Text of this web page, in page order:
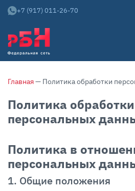
Арендаторам
Покупателям
Собственникам
НОВОСТИ
КАРЬЕРА
О КОМПАНИИ
Команда
+7 (917) 011-26-70
Главная— Политика обработки
Политика обработки
персональных
Политика в
персональных
1. Общие положения